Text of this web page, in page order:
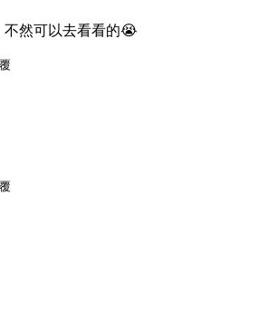
不然可以去看看的😭